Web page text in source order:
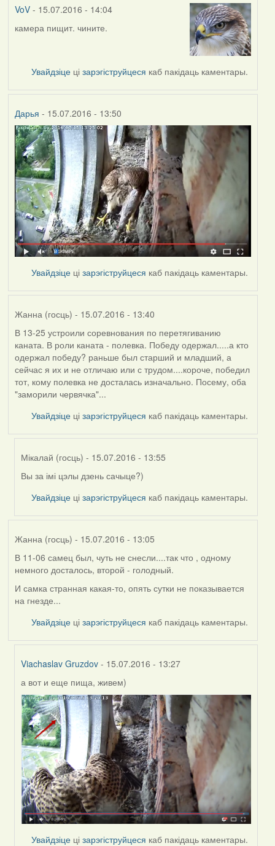
VoV- 15.07.2016 - 14:04
камера пищит. чините.
Увайдзіце цізарэгіструйцеся каб пакідаць каментары.
Дарья - 15.07.2016 - 13:50
Увайдзіце цізарэгіструйцеся каб пакідаць каментары.
Жанна (госць) - 15.07.2016 - 13:40
В 13-25 устроили соревнования по перетягиванию
каната. В роли каната - полевка. Победу одержал.....а кто
одержал победу? раньше был старший и младший, а
сейчас я их и не отличаю или с трудом....короче, победил
тот, кому полевка не досталась изначально. Посему, оба
"заморили червячка"...
Увайдзіце цізарэгіструйцеся каб пакідаць каментары.
Мікалай (госць) - 15.07.2016 - 13:55
In
reply
by
(госць)
Вы за імі цэлы дзень сачыце?)
Увайдзіце цізарэгіструйцеся каб пакідаць каментары.
Жанна (госць) - 15.07.2016 - 13:05
В 11-06 самец был, чуть не снесли....так что , одному
немного досталось, второй - голодный.
И самка странная какая-то, опять сутки не показывается
на гнезде...
Увайдзіце цізарэгіструйцеся каб пакідаць каментары.
Viachaslav Gruzdov - 15.07.2016 - 13:27
In
reply
to
by
Жанна
(госць)
а вот и еще пища, живем)
Увайдзіце цізарэгіструйцеся каб пакідаць каментары.